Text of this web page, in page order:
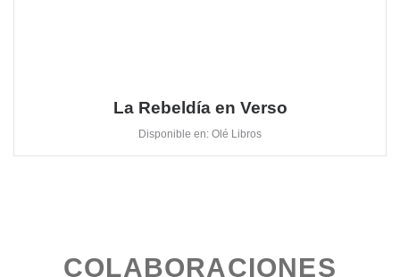
La Rebeldía en Verso
Disponible en: Olé Libros
COLABORACIONES